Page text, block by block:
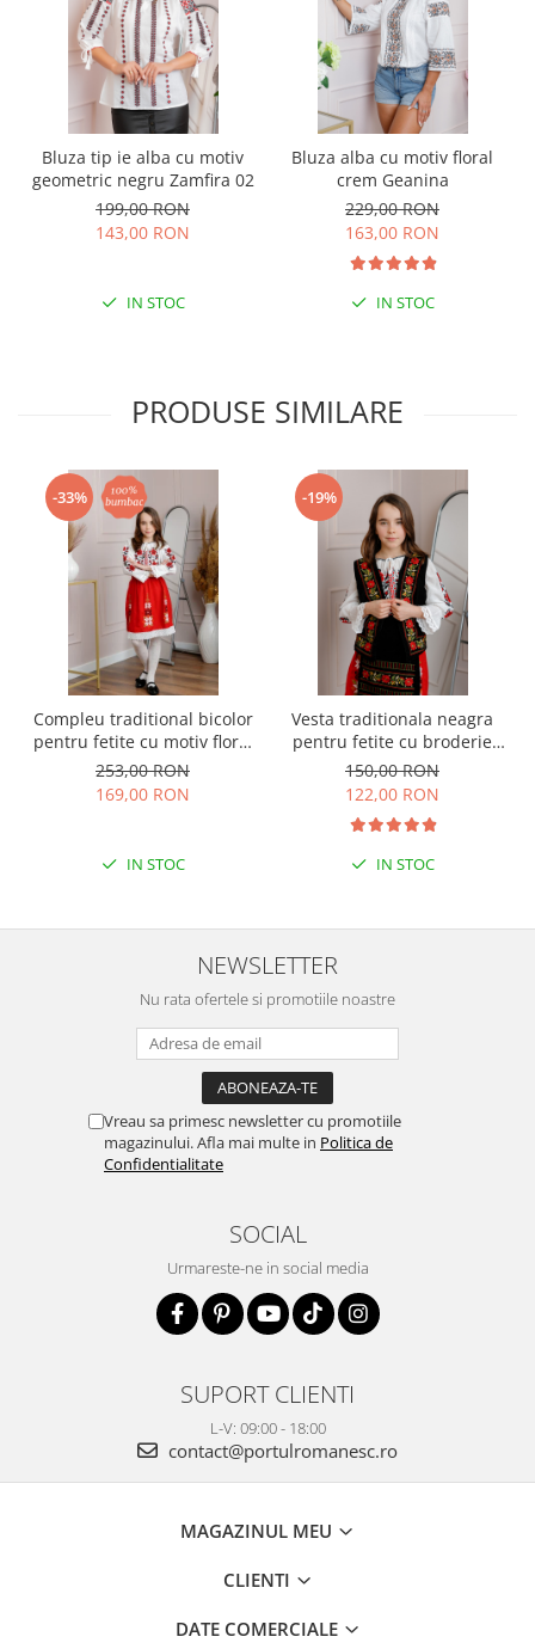
Bluza tip ie alba cu motiv
geometric negru Zamfira 02
199,00 RON
143,00 RON
IN STOC
Bluza alba cu motiv floral
crem Geanina
229,00 RON
163,00 RON
IN STOC
PRODUSE SIMILARE
-33%
Compleu traditional bicolor
pentru fetite cu motiv floral
rosu Emilia
253,00 RON
169,00 RON
IN STOC
-19%
Vesta traditionala neagra
pentru fetite cu broderie
florala rosie Sonia 02
150,00 RON
122,00 RON
IN STOC
NEWSLETTER
Nu rata ofertele si promotiile noastre
Vreau sa primesc newsletter cu promotiile
magazinului. Afla mai multe in Politica de
Confidentialitate
SOCIAL
Urmareste-ne in social media
SUPORT CLIENTI
L-V: 09:00 - 18:00
contact@portulromanesc.ro
MAGAZINUL MEU
CLIENTI
DATE COMERCIALE